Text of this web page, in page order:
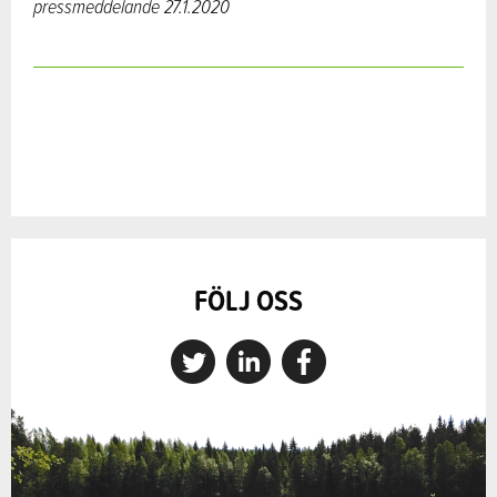
pressmeddelande27.1.2020
FÖLJ OSS